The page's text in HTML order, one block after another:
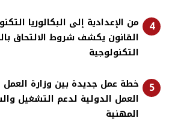
4
من الإعدادية إلى البكالوريا
القانون يكشف شروط الالتحاق
التكنولوجية
5
خطة عمل جديدة بين وزارة
العمل الدولية لدعم التشغيل
المهنية